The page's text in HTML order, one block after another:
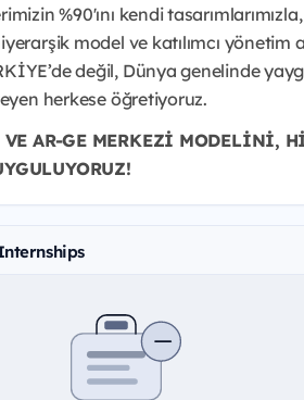
%90'ını kendi
model ve katılımcı yönetim
değil, Dünya genelinde
herkese öğretiyoruz.
AR-GE MERKEZİ MODELİNİ,